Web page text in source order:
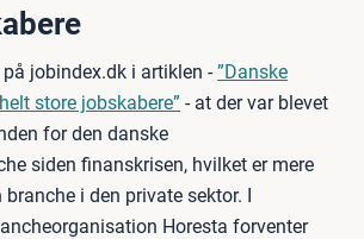
jobindex.dk i artiklen -”Danske
store jobskabere” - at der var blevet
for den danske
siden finanskrisen, hvilket er mere
i den private sektor. I
Horesta forventer